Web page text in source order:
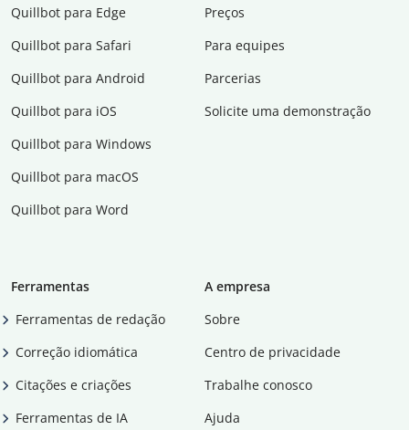
Quillbot para Edge
Quillbot para Safari
Quillbot para Android
Quillbot para iOS
Quillbot para Windows
Quillbot para macOS
Quillbot para Word
Preços
Para equipes
Parcerias
Solicite uma demonstração
Ferramentas
Ferramentas de redação
Correção idiomática
Citações e criações
Ferramentas de IA
A empresa
Sobre
Centro de privacidade
Trabalhe conosco
Ajuda